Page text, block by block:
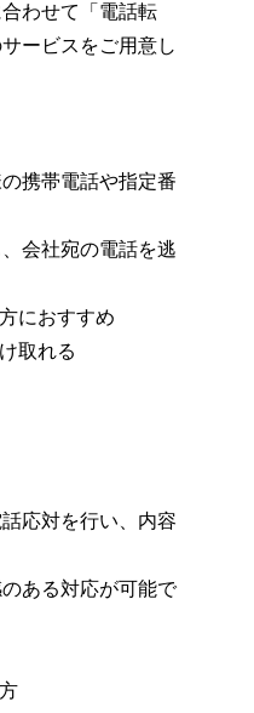
わせて「電話転
ービスをご用意し
携帯電話や指定番
会社宛の電話を逃
におすすめ
取れる
応対を行い、内容
ある対応が可能で